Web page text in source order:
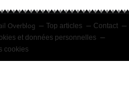
Overblog Top articles
Contact
et données personnelles
cookies